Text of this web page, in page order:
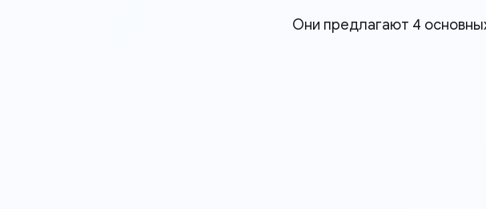
Они предлагают 4